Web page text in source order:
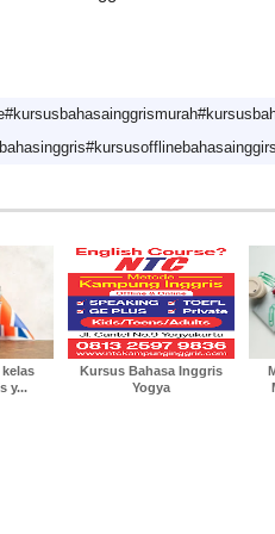
y...
Kursus Bahasa Inggris
Yogya